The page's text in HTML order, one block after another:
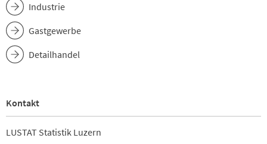
Industrie
Gastgewerbe
Detailhandel
Kontakt
LUSTAT Statistik Luzern